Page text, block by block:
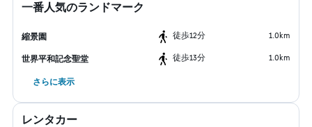
一番人気のランドマーク
縮景園 ​徒歩12分 1.0km
世界平和記念聖堂 ​徒歩13分 1.0km
さらに表示
レンタカー